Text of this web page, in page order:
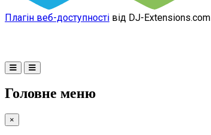
Плагін веб-доступності від DJ-Extensions.com
Головне меню
×